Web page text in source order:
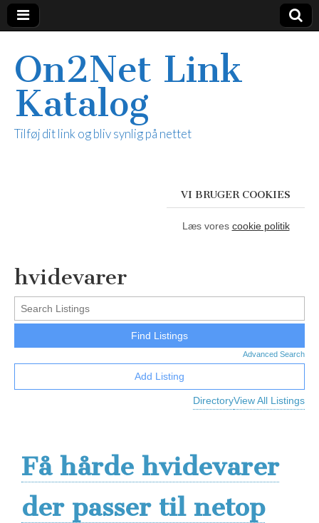
On2Net Link
Katalog
Tilføj dit link og bliv synlig på nettet
VI BRUGER COOKIES
Læs vores cookie politik
hvidevarer
Advanced Search
DirectoryView All Listings
Add Listing
Få hårde hvidevarer
der passer til netop